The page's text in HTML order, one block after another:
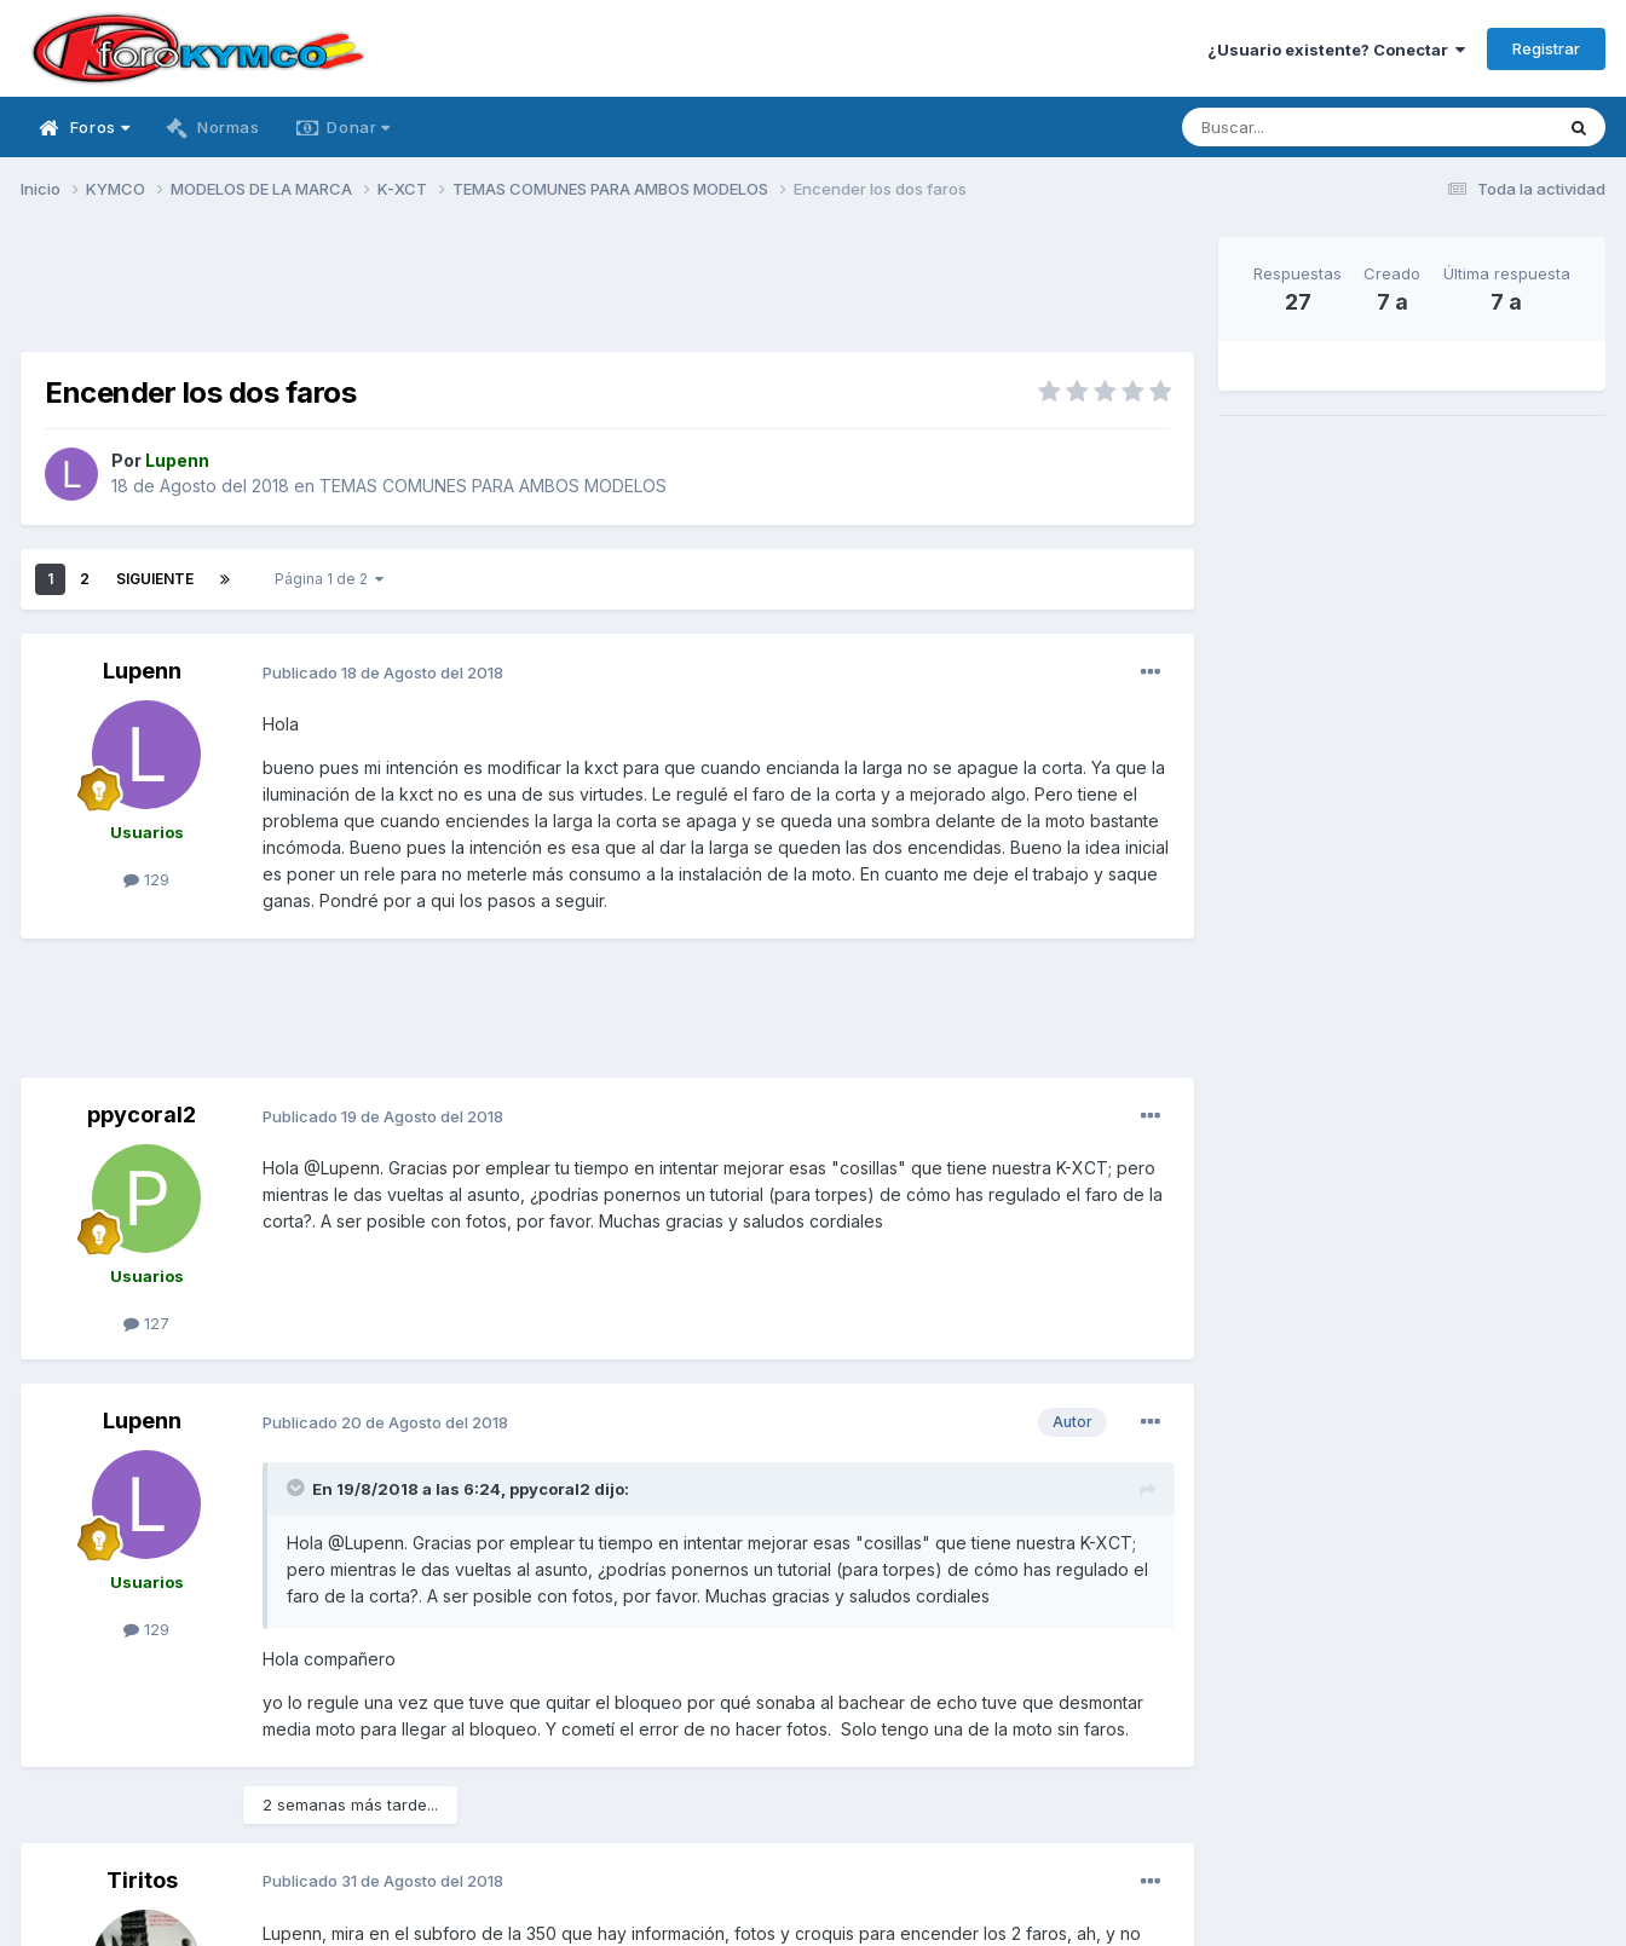
¿Usuario existente? Conectar Registrar
Foros Normas Donar
Toda la actividad
Inicio KYMCO MODELOS DE LA MARCA K-XCT TEMAS COMUNES PARA AMBOS MODELOS Encender los dos faros
Encender los dos faros
Por Lupenn
18 de Agosto del 2018 en TEMAS COMUNES PARA AMBOS MODELOS
1 2 SIGUIENTE Página 1 de 2
Lupenn
Usuarios
129
Publicado 18 de Agosto del 2018
Hola
bueno pues mi intención es modificar la kxct para que cuando encianda la larga no se apague la corta. Ya que la
iluminación de la kxct no es una de sus virtudes. Le regulé el faro de la corta y a mejorado algo. Pero tiene el
problema que cuando enciendes la larga la corta se apaga y se queda una sombra delante de la moto bastante
incómoda. Bueno pues la intención es esa que al dar la larga se queden las dos encendidas. Bueno la idea inicial
es poner un rele para no meterle más consumo a la instalación de la moto. En cuanto me deje el trabajo y saque
ganas. Pondré por a qui los pasos a seguir.
ppycoral2
Usuarios
127
Publicado 19 de Agosto del 2018
Hola @Lupenn. Gracias por emplear tu tiempo en intentar mejorar esas "cosillas" que tiene nuestra K-XCT; pero
mientras le das vueltas al asunto, ¿podrías ponernos un tutorial (para torpes) de cómo has regulado el faro de la
corta?. A ser posible con fotos, por favor. Muchas gracias y saludos cordiales
Lupenn
Usuarios
129
Autor
Publicado 20 de Agosto del 2018
En 19/8/2018 a las 6:24, ppycoral2 dijo:
Hola @Lupenn. Gracias por emplear tu tiempo en intentar mejorar esas "cosillas" que tiene nuestra K-XCT;
pero mientras le das vueltas al asunto, ¿podrías ponernos un tutorial (para torpes) de cómo has regulado el
faro de la corta?. A ser posible con fotos, por favor. Muchas gracias y saludos cordiales
Hola compañero
yo lo regule una vez que tuve que quitar el bloqueo por qué sonaba al bachear de echo tuve que desmontar
media moto para llegar al bloqueo. Y cometí el error de no hacer fotos. Solo tengo una de la moto sin faros.
2 semanas más tarde...
Tiritos Publicado 31 de Agosto del 2018
Lupenn, mira en el subforo de la 350 que hay información, fotos y croquis para encender los 2 faros, ah, y no
Respuestas
27
Creado
7 a
Última respuesta
7 a